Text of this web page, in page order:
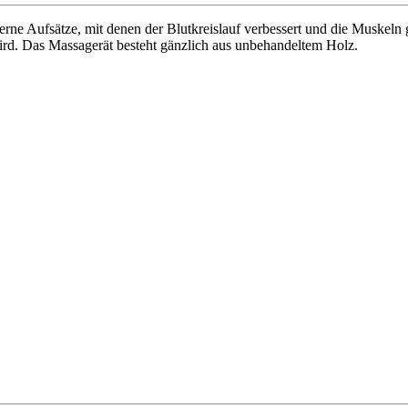
Aufsätze, mit denen der Blutkreislauf verbessert und die
Das Massagerät besteht gänzlich aus unbehandeltem Holz.